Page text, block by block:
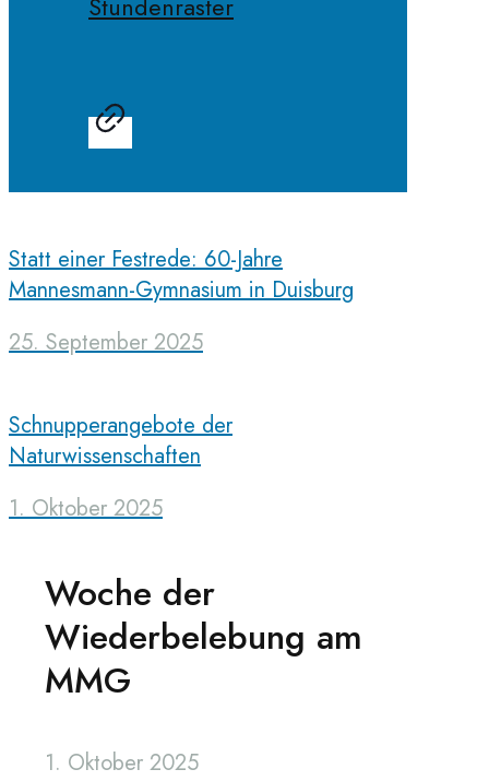
Statt einer Festrede: 60-Jahre
Mannesmann-Gymnasium in Duisburg
25. September 2025
Schnupperangebote der
Naturwissenschaften
1. Oktober 2025
Woche der
Wiederbelebung am
MMG
1. Oktober 2025